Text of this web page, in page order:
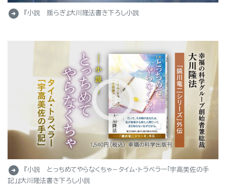
arrow_circle_right 『小説 揺らぎ』大川隆法書き下ろし小説
arrow_circle_right
『小説 とっちめてやらなくちゃ－タイム・トラベラー「宇高美佐の手
記」』大川隆法書き下ろし小説